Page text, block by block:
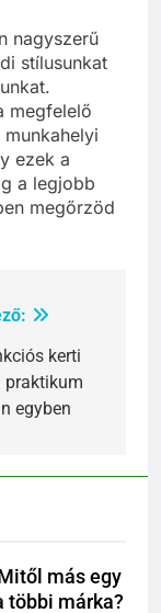
nagyszerű
stílusunkat
megfelelő
ezek a
a legjobb
megőrzöd
kerti
praktikum
egyben
más egy
többi márka?